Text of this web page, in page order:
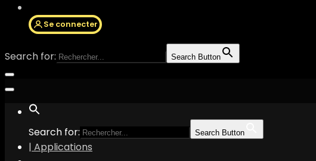
Se connecter
Search for: Search Button
Search for: Search Button
| Applications